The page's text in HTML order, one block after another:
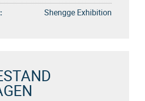
Shengge Exhibition